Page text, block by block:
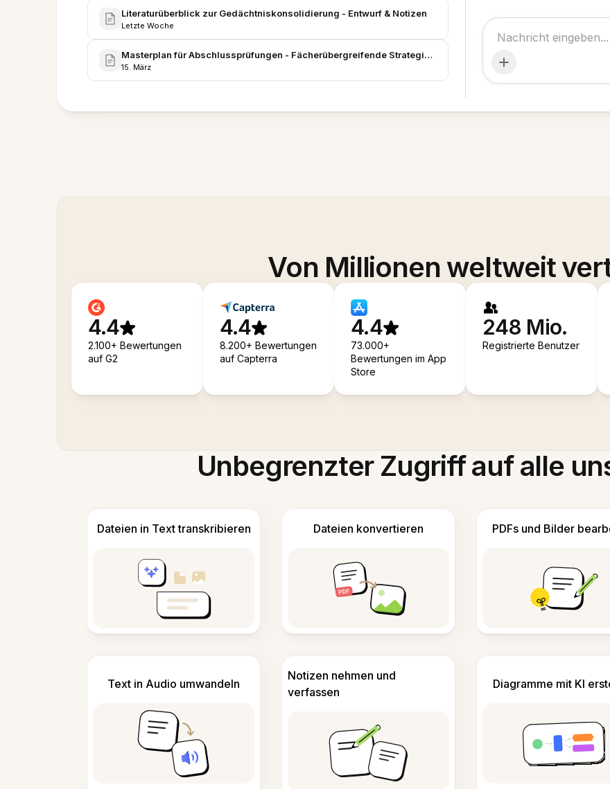
Literaturüberblick zur Gedächtniskonsolidierung - Entwurf & Notizen
Letzte Woche
Masterplan für Abschlussprüfungen - Fächerübergreifende Strategie & Zeitplan
15. März
Von Millionen weltweit
4.4
2.100+ Bewertungen
auf G2
4.4
8.200+ Bewertungen
auf Capterra
4.4
73.000+
Bewertungen im App
Store
248 Mio.
Registrierte Benutzer
Unbegrenzter Zugriff auf alle
Dateien in Text transkribieren Dateien konvertieren PDFs und Bilder
Text in Audio umwandeln
Notizen nehmen und
verfassen
Diagramme mit KI